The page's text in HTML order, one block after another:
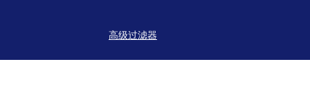
高级过滤器